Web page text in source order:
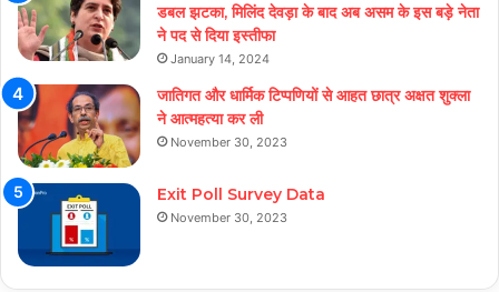
डबल झटका, मिलिंद देवड़ा के बाद अब असम के इस बड़े नेता
ने पद से दिया इस्तीफा
January 14, 2024
जातिगत और धार्मिक टिप्पणियों से आहत छात्र अक्षत शुक्ला
ने आत्महत्या कर ली
November 30, 2023
Exit Poll Survey Data
November 30, 2023